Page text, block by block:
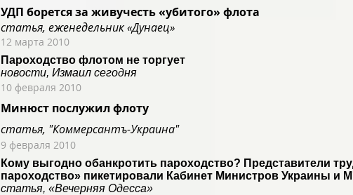
УДП борется за живучесть «убитого» флота
статья, еженедельник «Дунаец»
12 марта 2010
Пароходство флотом не торгует
новости, Измаил сегодня
10 февраля 2010
Минюст послужил флоту
статья, "Коммерсантъ-Украина"
9 февраля 2010
Кому выгодно обанкротить пароходство? Представители
пароходство» пикетировали Кабинет Министров Украины и
статья, «Вечерняя Одесса»